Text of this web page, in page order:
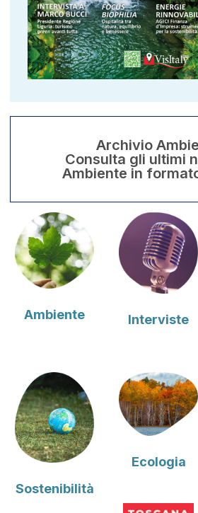
Archivio
Consulta gli ultimi
Ambiente in
Ambiente Interviste
Sostenibilità
Ecologia